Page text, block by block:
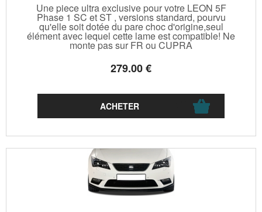
Une piece ultra exclusive pour votre LEON 5F
Phase 1 SC et ST , versions standard, pourvu
qu'elle soit dotée du pare choc d'origine,seul
élément avec lequel cette lame est compatible! Ne
monte pas sur FR ou CUPRA
279.00€